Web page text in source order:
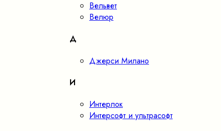
Вельвет
Велюр
Д
Джерси Милано
И
Интерлок
Интерсофт и ультрасофт